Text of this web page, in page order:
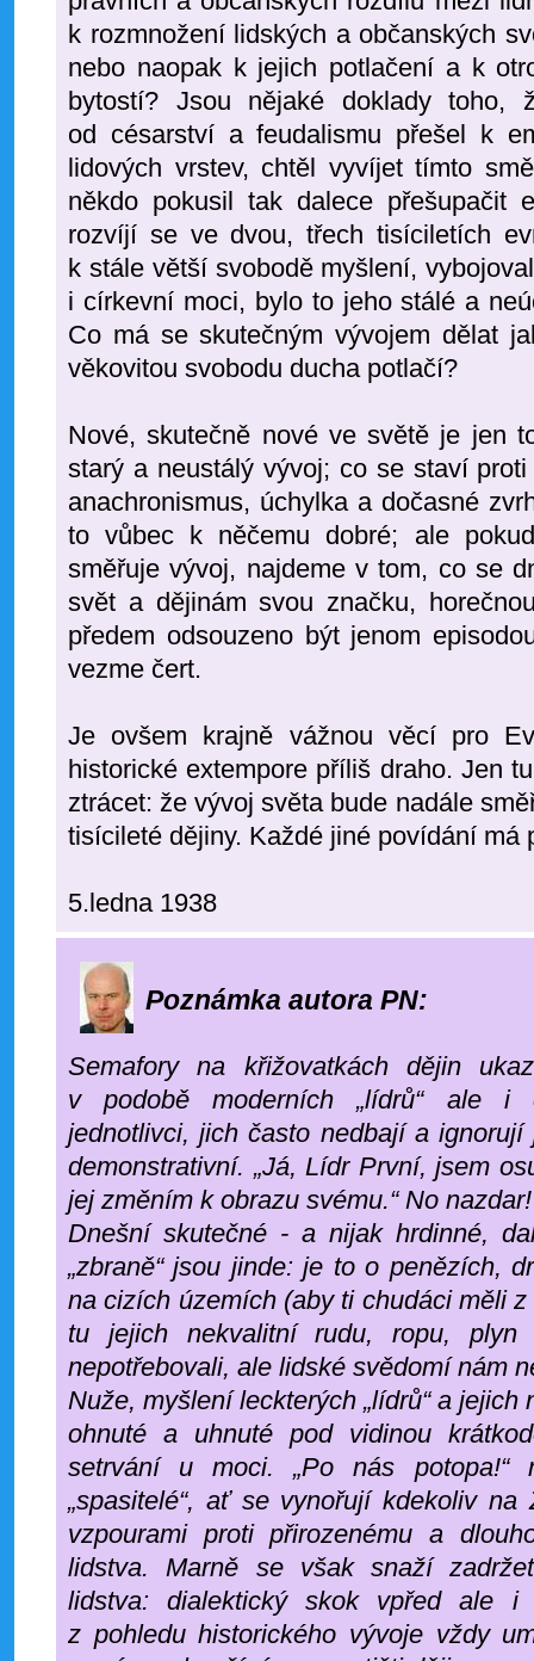
k rozmnožení lidských a občanských
nebo naopak k jejich potlačení a k
bytostí? Jsou nějaké doklady
od césarství a feudalismu přešel k
lidových vrstev, chtěl vyvíjet tímto
někdo pokusil tak dalece přešupačit
rozvíjí se ve dvou, třech tisíciletích
k stále větší svobodě myšlení,
i církevní moci, bylo to jeho stálé a
Co má se skutečným vývojem dělat
věkovitou svobodu ducha potlačí?
Nové, skutečně nové ve světě je jen
starý a neustálý vývoj; co se staví
anachronismus, úchylka a dočasné
to vůbec k něčemu dobré; ale
směřuje vývoj, najdeme v tom, co se
svět a dějinám svou značku,
předem odsouzeno být jenom
vezme čert.
Je ovšem krajně vážnou věcí pro
historické extempore příliš draho. Jen
ztrácet: že vývoj světa bude nadále
tisícileté dějiny. Každé jiné povídání má
5.ledna 1938
Poznámka autora PN:
Semafory na křižovatkách dějin
v podobě moderních „lídrů“ ale i
jednotlivci, jich často nedbají a
demonstrativní. „Já, Lídr První, jsem
jej změním k obrazu svému.“ No nazdar!
Dnešní skutečné - a nijak hrdinné,
„zbraně“ jsou jinde: je to o penězích,
na cizích územích (aby ti chudáci měli
tu jejich nekvalitní rudu, ropu,
nepotřebovali, ale lidské svědomí nám
Nuže, myšlení leckterých „lídrů“ a
ohnuté a uhnuté pod vidinou
setrvání u moci. „Po nás
„spasitelé“, ať se vynořují kdekoliv
vzpourami proti přirozenému a
lidstva. Marně se však snaží
lidstva: dialektický skok vpřed ale
z pohledu historického vývoje vždy